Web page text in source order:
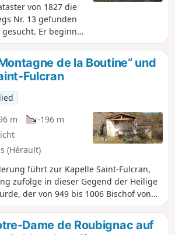
von 1827 die
Nr. 13 gefunden
Er beginnt
das Tal Las
Wanderung ist
vorbehalten, die
und gerne
Pfade
Weg ist in den
immer leicht zu
über Mas Bousquet
und Valos le Bas.
– GPS sehr
de la Boutine“ und
Fulcran
m
-196 m
(Hérault)
führt zur Kapelle Saint-Fulcran,
zufolge in dieser Gegend der Heilige
der von 949 bis 1006 Bischof von
erfolgt der Aufstieg über einen
de Pradels. Der Rückweg führt zur
von der aus man über einen
Dame de Roubignac auf